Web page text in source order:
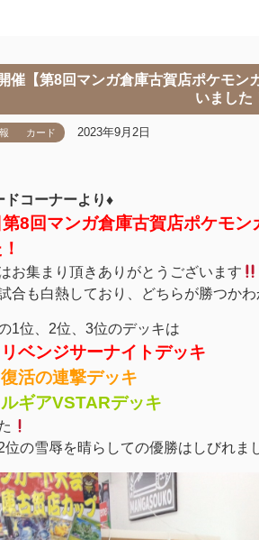
催【第8回マンガ倉庫古賀店ポケモン
いまし
カード 2023年9月2日
ドコーナーより♦️
8回マンガ倉庫古賀店ポケモン
お集まり頂きありがとうございます
合も白熱しており、どちらが勝つか
1位、2位、3位のデッキは
ベンジサーナイトデッキ
活の連撃デッキ
ギアVSTARデッキ
位の雪辱を晴らしての優勝はしびれま